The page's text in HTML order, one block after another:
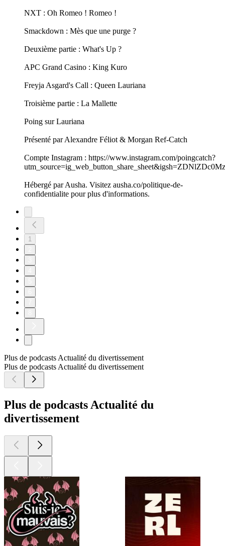
NXT : Oh Romeo ! Romeo !
Smackdown : Mès que une purge ?
Deuxième partie : What's Up ?
APC Grand Casino : King Kuro
Freyja Asgard's Call : Queen Lauriana
Troisième partie : La Mallette
Poing sur Lauriana
Présenté par Alexandre Féliot & Morgan Ref-Catch
Compte Instagram : https://www.instagram.com/poingcatch?
Hébergé par Ausha. Visitez ausha.co/politique-de-
confidentialite pour plus d'informations.
1
Plus de podcasts Actualité du divertissement
Plus de podcasts Actualité du divertissement
Plus de podcasts Actualité du
divertissement